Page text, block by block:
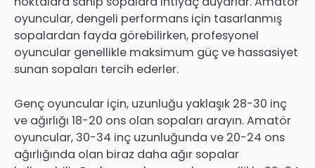
oyuncular, dengeli performans için tasarlanmış
sopalardan fayda görebilirken, profesyonel
oyuncular genellikle maksimum güç ve hassasiyet
sunan sopaları tercih ederler.
Genç oyuncular için, uzunluğu yaklaşık 28-30 inç
ve ağırlığı 18-20 ons olan sopaları arayın. Amatör
oyuncular, 30-34 inç uzunluğunda ve 20-24 ons
ağırlığında olan biraz daha ağır sopalar